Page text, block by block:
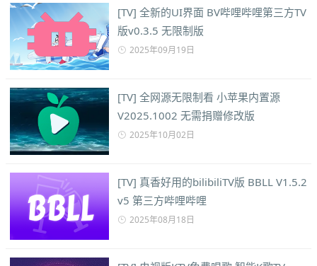
[TV] 全新的UI界面 BV哔哩哔哩第三方TV
版v0.3.5 无限制版
2025年09月19日
[TV] 全网源无限制看 小苹果内置源
V2025.1002 无需捐赠修改版
2025年10月02日
[TV] 真香好用的bilibiliTV版 BBLL V1.5.2
v5 第三方哔哩哔哩
2025年08月18日